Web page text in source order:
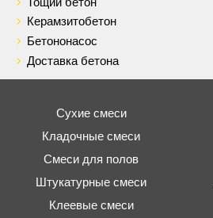
Керамзитобетон
Бетононасос
Доставка бетона
Сухие смеси
Кладочные смеси
Смеси для полов
Штукатурные смеси
Клеевые смеси